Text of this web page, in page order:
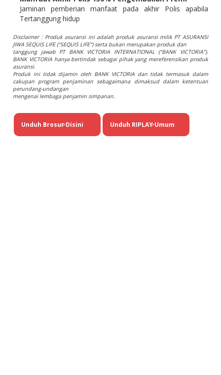
Jaminan pemberian manfaat pada akhir Polis apabila
Tertanggung hidup
Disclaimer : Produk asuransi ini adalah produk asuransi milik PT ASURANSI
JIWA SEQUIS LIFE (“SEQUIS LIFE”) serta bukan merupakan produk dan
tanggung jawab PT BANK VICTORIA INTERNATIONAL (“BANK VICTORIA”).
BANK VICTORIA hanya bertindak sebagai pihak yang mereferensikan produk
asuransi.
Produk ini tidak dijamin oleh BANK VICTORIA dan tidak termasuk dalam
cakupan program penjaminan sebagaimana dimaksud dalam ketentuan
perundang-undangan
mengenai lembaga penjamin simpanan.
Unduh Brosur Disini
> Unduh RIPLAY Umum
>